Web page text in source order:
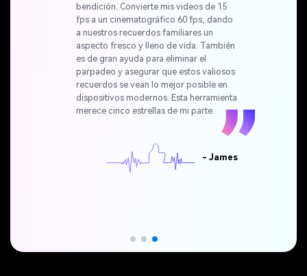
bendición. Convierte mis videos de 15
fps a un cinematográfico 60 fps, dando
a nuestros recuerdos familiares un
aspecto fresco y lleno de vida. También
es de gran ayuda para eliminar el
parpadeo y asegurar que estos valiosos
recuerdos se vean lo mejor posible en
dispositivos modernos. Esta herramienta
merece cinco estrellas de mi parte.
- James